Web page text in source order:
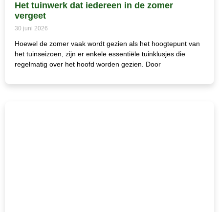
Het tuinwerk dat iedereen in de zomer
vergeet
30 juni 2026
Hoewel de zomer vaak wordt gezien als het hoogtepunt van
het tuinseizoen, zijn er enkele essentiële tuinklusjes die
regelmatig over het hoofd worden gezien. Door